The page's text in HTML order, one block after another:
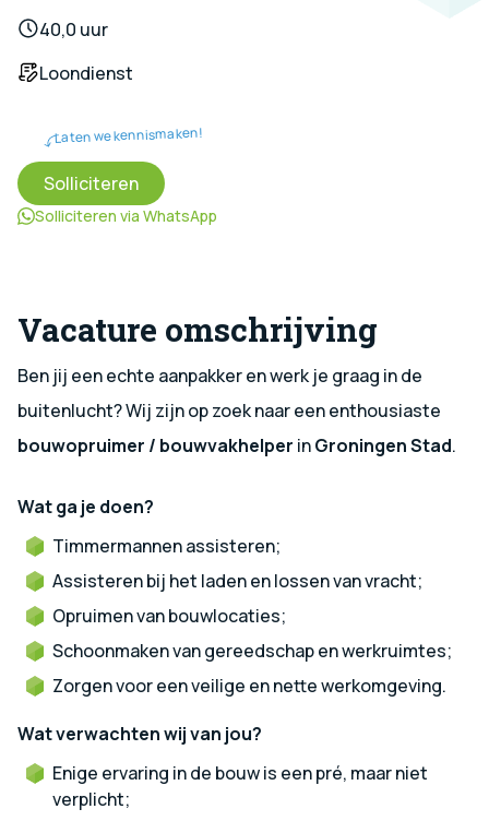
40,0 uur
Loondienst
Laten we kennismaken!
Solliciteren
Solliciteren via WhatsApp
Vacature omschrijving
Ben jij een echte aanpakker en werk je graag in de
buitenlucht? Wij zijn op zoek naar een enthousiaste
bouwopruimer / bouwvakhelper inGroningen Stad.
Wat ga je doen?
Timmermannen assisteren;
Assisteren bij het laden en lossen van vracht;
Opruimen van bouwlocaties;
Schoonmaken van gereedschap en werkruimtes;
Zorgen voor een veilige en nette werkomgeving.
Wat verwachten wij van jou?
Enige ervaring in de bouw is een pré, maar niet
verplicht;